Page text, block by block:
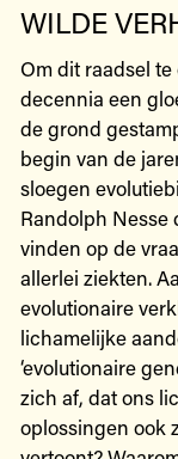
WILDE
Om dit raadsel
decennia een
de grond
begin van de
sloegen
Randolph Nesse
vinden op de
allerlei ziekten.
evolutionaire
lichamelijke
‘evolutionaire
zich af, dat ons
oplossingen ook